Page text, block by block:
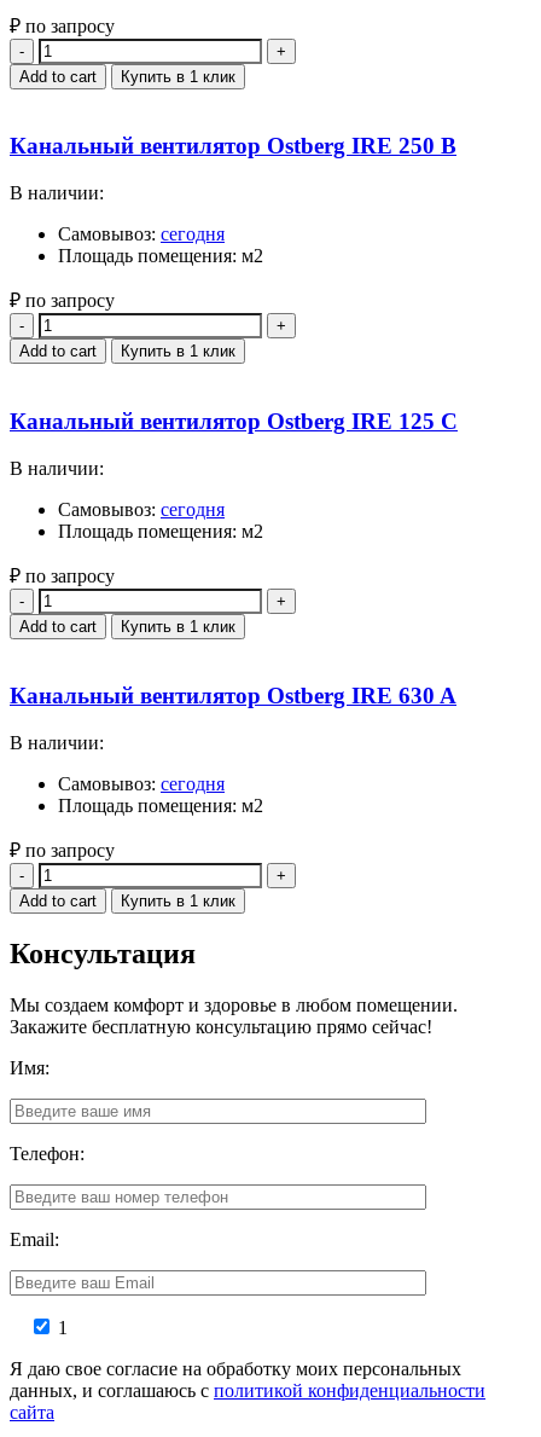
₽ по запросу
Quantity
Add to cart Купить в 1 клик
Канальный вентилятор Ostberg IRE 250 B
В наличии:
Самовывоз: сегодня
Площадь помещения: м2
₽ по запросу
Quantity
Add to cart Купить в 1 клик
Канальный вентилятор Ostberg IRE 125 C
В наличии:
Самовывоз: сегодня
Площадь помещения: м2
₽ по запросу
Quantity
Add to cart Купить в 1 клик
Канальный вентилятор Ostberg IRE 630 A
В наличии:
Самовывоз: сегодня
Площадь помещения: м2
₽ по запросу
Quantity
Add to cart Купить в 1 клик
Консультация
Мы создаем комфорт и здоровье в любом помещении.
Закажите бесплатную консультацию прямо сейчас!
Имя:
Телефон:
Email:
1
Я даю свое согласие на обработку моих персональных
данных, и соглашаюсь с политикой конфиденциальности
сайта